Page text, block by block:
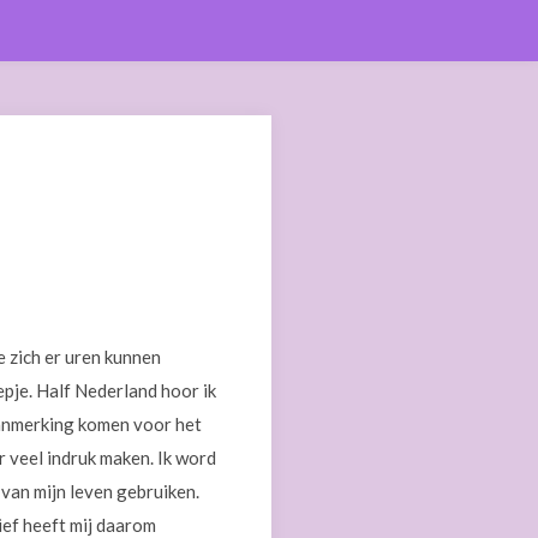
er uren kunnen
Half Nederland hoor ik
komen voor het
indruk maken. Ik word
mijn leven gebruiken.
heeft mij daarom